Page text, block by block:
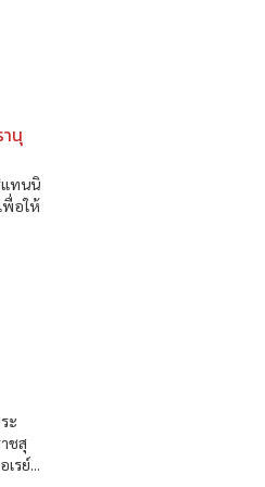
นุ
แทนนิ
พื่อให้
ะ
ชสุ
รย์...